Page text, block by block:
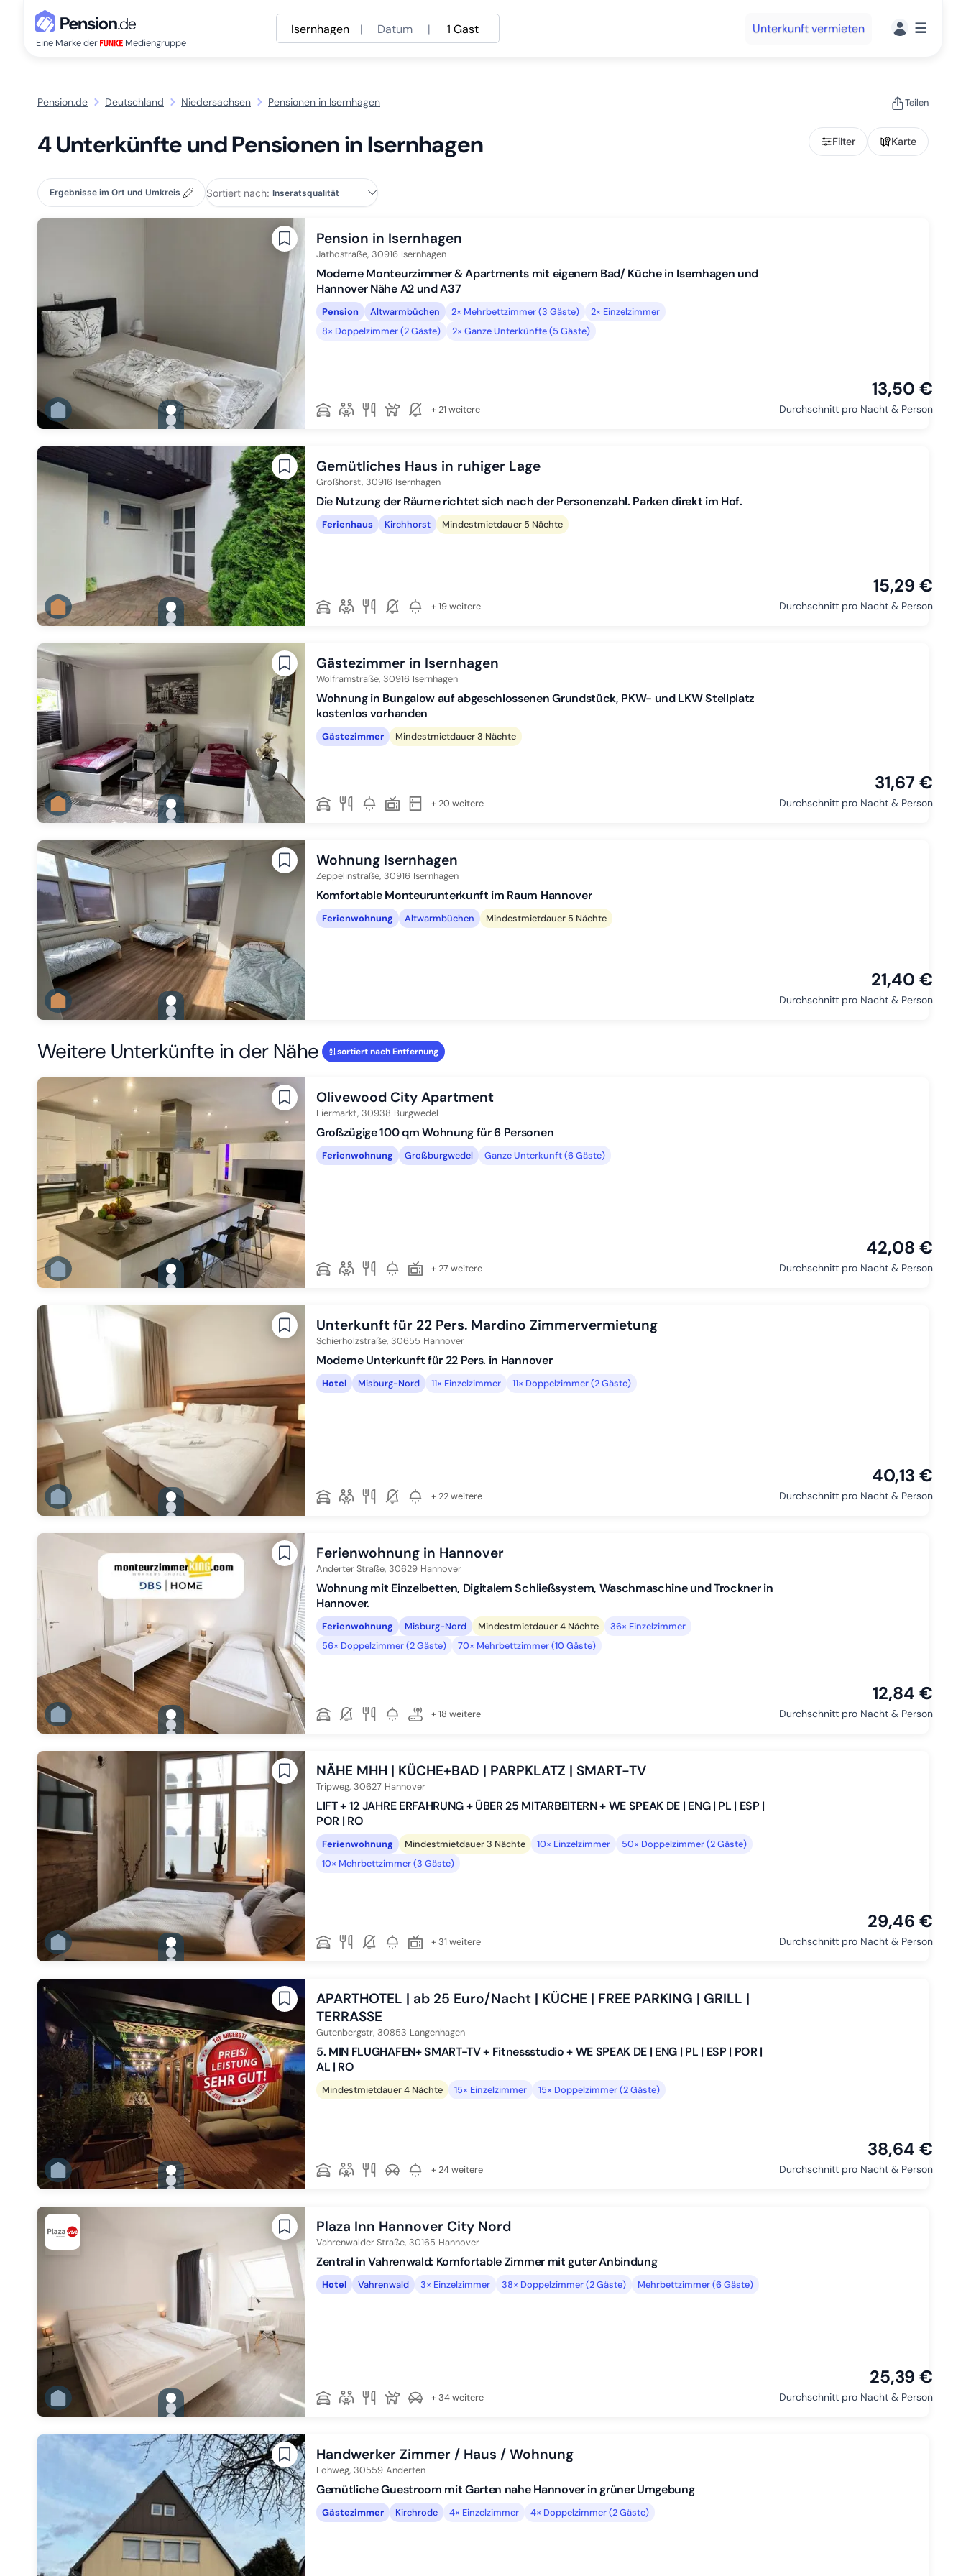
Eine Marke der Mediengruppe
Isernhagen | Datum | 1 Gast Unterkunft vermieten ☰
Pension.de Deutschland Niedersachsen Pensionen in Isernhagen Teilen
4 Unterkünfte und Pensionen in Isernhagen Filter Karte
Ergebnisse im Ort und Umkreis Sortiert nach:
gallery.slide_selector
Zu Slide 1 wechseln
Zu Slide 2 wechseln
Zu Slide 4 wechseln
Zu Slide 5 wechseln
Zu Slide 6 wechseln
Pension in Isernhagen
Jathostraße, 30916 Isernhagen
Moderne Monteurzimmer & Apartments mit eigenem Bad/ Küche in Isernhagen und
Hannover Nähe A2 und A37
Pension Altwarmbüchen 2× Mehrbettzimmer (3 Gäste)
2× Einzelzimmer
8× Doppelzimmer (2 Gäste)
2× Ganze Unterkünfte (5 Gäste)
+ 21 weitere
13,50 €
Durchschnitt pro Nacht & Person
gallery.slide_selector
Zu Slide 1 wechseln
Zu Slide 2 wechseln
Gemütliches Haus in ruhiger Lage
Großhorst, 30916 Isernhagen
Die Nutzung der Räume richtet sich nach der Personenzahl. Parken direkt im Hof.
Ferienhaus Kirchhorst Mindestmietdauer 5 Nächte
+ 19 weitere
15,29 €
Durchschnitt pro Nacht & Person
gallery.slide_selector
Zu Slide 1 wechseln
Zu Slide 2 wechseln
Gästezimmer in Isernhagen
Wolframstraße, 30916 Isernhagen
Wohnung in Bungalow auf abgeschlossenen Grundstück, PKW- und LKW Stellplatz
kostenlos vorhanden
Gästezimmer Mindestmietdauer 3 Nächte
+ 20 weitere
31,67 €
Durchschnitt pro Nacht & Person
gallery.slide_selector
Zu Slide 1 wechseln
Zu Slide 2 wechseln
Wohnung Isernhagen
Zeppelinstraße, 30916 Isernhagen
Komfortable Monteurunterkunft im Raum Hannover
Ferienwohnung Altwarmbüchen Mindestmietdauer 5 Nächte
21,40 €
Durchschnitt pro Nacht & Person
Weitere Unterkünfte in der Nähe sortiert nach Entfernung
gallery.slide_selector
Zu Slide 1 wechseln
Zu Slide 2 wechseln
Olivewood City Apartment
Eiermarkt, 30938 Burgwedel
Großzügige 100 qm Wohnung für 6 Personen
Ferienwohnung Großburgwedel Ganze Unterkunft (6 Gäste)
+ 27 weitere
42,08 €
Durchschnitt pro Nacht & Person
gallery.slide_selector
Zu Slide 1 wechseln
Zu Slide 2 wechseln
Zu Slide 6 wechseln
Unterkunft für 22 Pers. Mardino Zimmervermietung
Schierholzstraße, 30655 Hannover
Moderne Unterkunft für 22 Pers. in Hannover
Hotel Misburg-Nord 11× Einzelzimmer 11× Doppelzimmer (2 Gäste)
+ 22 weitere
40,13 €
Durchschnitt pro Nacht & Person
gallery.slide_selector
Zu Slide 1 wechseln
Zu Slide 2 wechseln
Zu Slide 4 wechseln
Zu Slide 5 wechseln
Ferienwohnung in Hannover
Anderter Straße, 30629 Hannover
Wohnung mit Einzelbetten, Digitalem Schließsystem, Waschmaschine und Trockner in
Hannover.
Ferienwohnung Misburg-Nord Mindestmietdauer 4 Nächte
36× Einzelzimmer
56× Doppelzimmer (2 Gäste)
70× Mehrbettzimmer (10 Gäste)
+ 18 weitere
12,84 €
Durchschnitt pro Nacht & Person
gallery.slide_selector
Zu Slide 1 wechseln
Zu Slide 2 wechseln
Zu Slide 4 wechseln
Zu Slide 6 wechseln
NÄHE MHH | KÜCHE+BAD | PARPKLATZ | SMART-TV
Tripweg, 30627 Hannover
LIFT + 12 JAHRE ERFAHRUNG + ÜBER 25 MITARBEITERN + WE SPEAK DE | ENG | PL | ESP |
POR | RO
Ferienwohnung Mindestmietdauer 3 Nächte 10× Einzelzimmer
50× Doppelzimmer (2 Gäste)
10× Mehrbettzimmer (3 Gäste)
+ 31 weitere
29,46 €
Durchschnitt pro Nacht & Person
gallery.slide_selector
Zu Slide 1 wechseln
Zu Slide 2 wechseln
APARTHOTEL | ab 25 Euro/Nacht | KÜCHE | FREE PARKING | GRILL |
TERRASSE
Gutenbergstr, 30853 Langenhagen
5. MIN FLUGHAFEN+ SMART-TV + Fitnessstudio + WE SPEAK DE | ENG | PL | ESP | POR |
AL | RO
Mindestmietdauer 4 Nächte 15× Einzelzimmer 15× Doppelzimmer (2 Gäste)
+ 24 weitere
38,64 €
Durchschnitt pro Nacht & Person
gallery.slide_selector
Zu Slide 1 wechseln
Zu Slide 2 wechseln
Zu Slide 4 wechseln
Zu Slide 5 wechseln
Zu Slide 6 wechseln
Plaza Inn Hannover City Nord
Vahrenwalder Straße, 30165 Hannover
Zentral in Vahrenwald: Komfortable Zimmer mit guter Anbindung
Hotel Vahrenwald 3× Einzelzimmer 38× Doppelzimmer (2 Gäste) Mehrbettzimmer (6 Gäste)
+ 34 weitere
25,39 €
Durchschnitt pro Nacht & Person
Handwerker Zimmer / Haus / Wohnung
Lohweg, 30559 Anderten
Gemütliche Guestroom mit Garten nahe Hannover in grüner Umgebung
Gästezimmer Kirchrode 4× Einzelzimmer 4× Doppelzimmer (2 Gäste)